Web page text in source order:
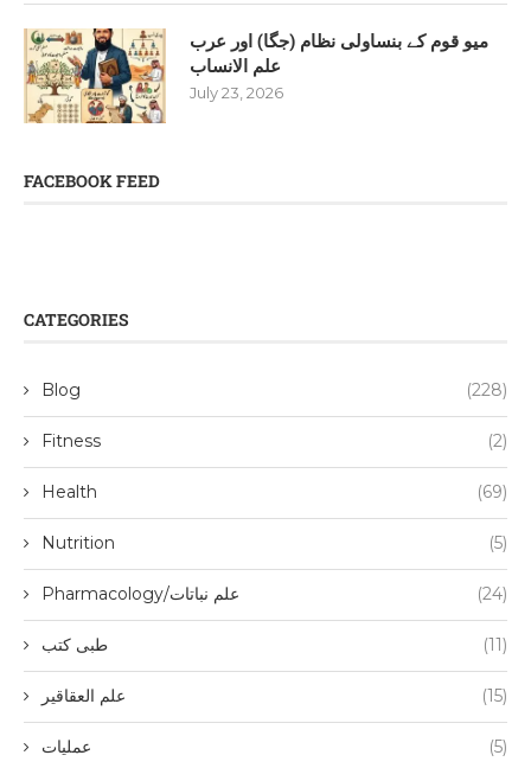
میو قوم کے بنساولی نظام (جگا) اور عرب
علم الانساب
July 23, 2026
FACEBOOK FEED
CATEGORIES
Blog (228)
Fitness (2)
Health (69)
Nutrition (5)
Pharmacology/علم نباتات (24)
طبی کتب (11)
علم العقاقیر (15)
عملیات (5)